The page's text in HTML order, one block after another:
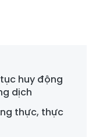
huy động
dịch
thực, thực